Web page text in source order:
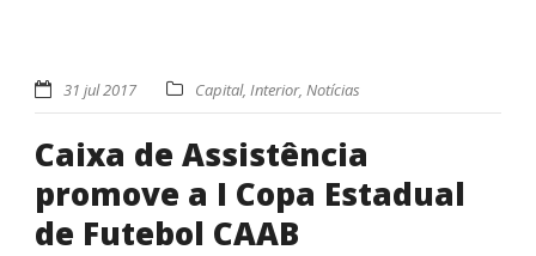
31 jul 2017 Capital, Interior, Notícias
Caixa de Assistência
promove a I Copa Estadual
de Futebol CAAB